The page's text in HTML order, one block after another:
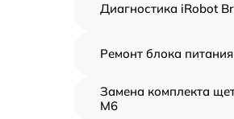
Диагностика iRobot
Ремонт блока
Замена комплекта
M6